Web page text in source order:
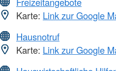
Karte: Link zur Google
Hausnotruf
Karte: Link zur Google